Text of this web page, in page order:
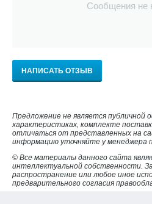
Сообщения не
НАПИСАТЬ ОТЗЫВ
Предложение не является публичной
характеристиках, комплекте
отличаться от представленных на
информацию уточняйте у менеджера
© Все материалы данного сайта
интеллектуальной собственности.
распространение или любое иное
предварительного согласия